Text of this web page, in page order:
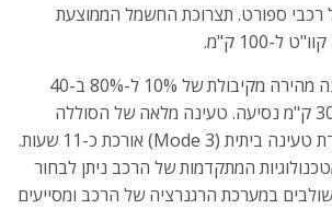
רכבי ספורט. תצרוכת החשמל הממוצעת
מאפשר טעינה מהירה מקיבולת של 10% ל-80% ב-40
דקות תוספת של כ-300 ק"מ נסיעה. טעינה מלאה של הסוללה
מ-0% ל-100% בעמדת טעינה ביתית (Mode 3) אורכת כ-11 שעות.
המתקדמות של הרכב ניתן לבחור
המשולבים במערכת הרגנרציה של הרכב ומסייעים